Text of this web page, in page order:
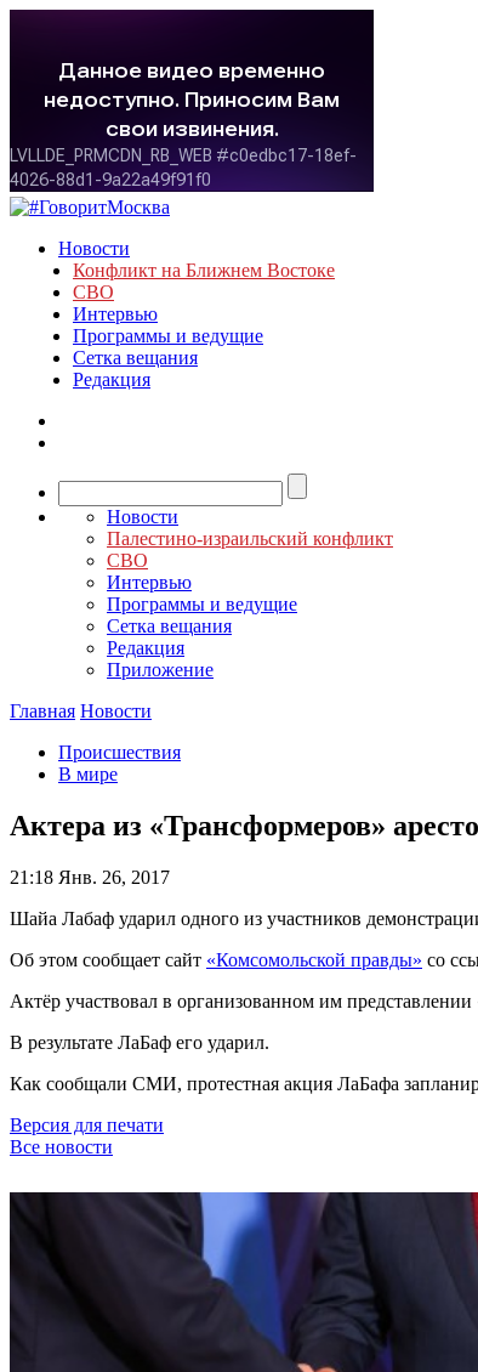
Новости
Конфликт на Ближнем Востоке
СВО
Интервью
Программы и ведущие
Сетка вещания
Редакция
Новости
Палестино-израильский конфликт
СВО
Интервью
Программы и ведущие
Сетка вещания
Редакция
Приложение
Главная Новости
Происшествия
В мире
Актера из «Трансформеров»
21:18 Янв. 26, 2017
Шайа Лабаф ударил одного из участников
Об этом сообщает сайт «Комсомольской правды» со
Актёр участвовал в организованном им
В результате ЛаБаф его ударил.
Как сообщали СМИ, протестная акция ЛаБафа
Версия для печати
Все новости